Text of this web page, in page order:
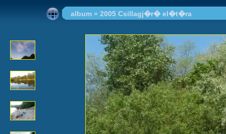
album » 2005 Csillagj�r� el�t�ra